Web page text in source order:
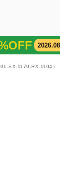
とは？
ブランド一覧
）